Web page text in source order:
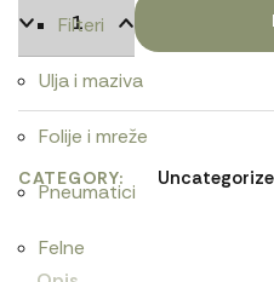
Filteri
Ulja i maziva
Folije i mreže
Pneumatici
Felne
CATEGORY